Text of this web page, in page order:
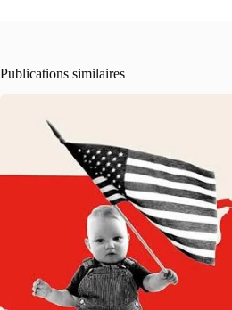
Publications similaires